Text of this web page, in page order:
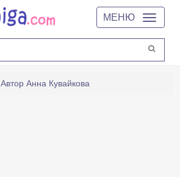
МЕНЮ
Автор Анна Кувайкова